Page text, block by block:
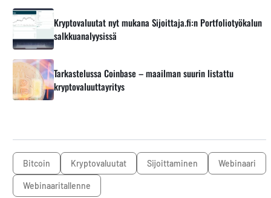
Kryptovaluutat nyt mukana Sijoittaja.fi:n Portfoliotyökalun
salkkuanalyysissä
Tarkastelussa Coinbase – maailman suurin listattu
kryptovaluuttayritys
Bitcoin kryptovaluutat sijoittaminen webinaari
webinaaritallenne